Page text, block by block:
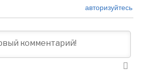
авторизуйтесь